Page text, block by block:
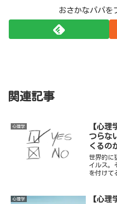
おさかなパパを
関連記事
心理学
【心理
つらな
くるの
世界的に
イルス。
を付けて
査され
心理学
【心理